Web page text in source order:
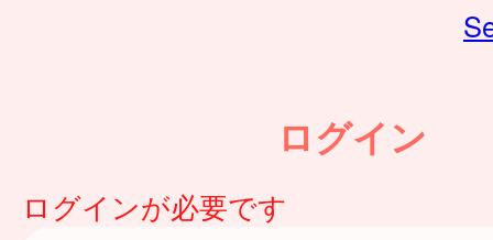
ログイン
ログインが必要です